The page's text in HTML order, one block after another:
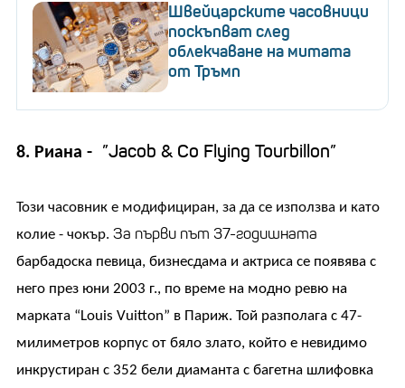
Швейцарските часовници
поскъпват след
облекчаване на митата
от Тръмп
8. Риана - ”Jacob & Co Flying Tourbillon”
Този часовник е модифициран, за да се използва и като
колие - чокър. За първи път 37-годишната
барбадоска певица, бизнесдама и актриса се появява с
него през юни 2003 г., по време на модно ревю на
марката “Louis Vuitton” в Париж. Той разполага с 47-
милиметров корпус от бяло злато, който е невидимо
инкрустиран с 352 бели диаманта с багетна шлифовка